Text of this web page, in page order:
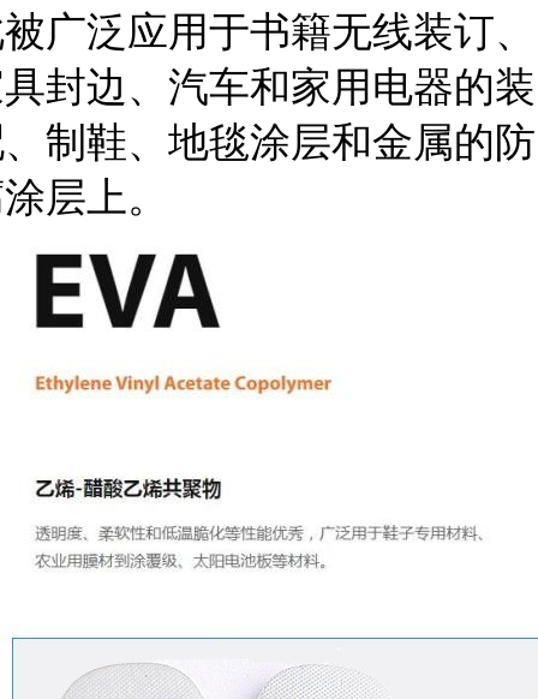
广泛应用于书籍无线装订、
封边、汽车和家用电器的装
制鞋、地毯涂层和金属的防
层上。